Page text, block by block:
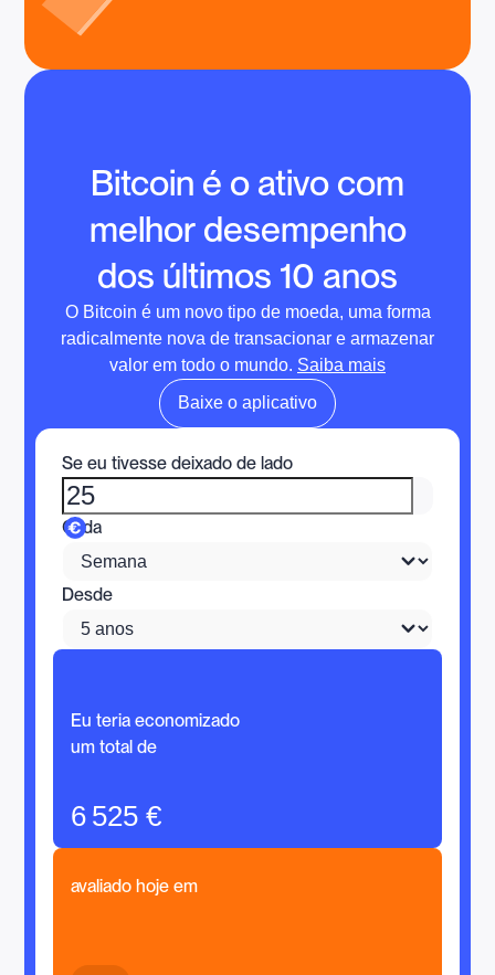
Bitcoin é o ativo com
melhor desempenho
dos últimos 10 anos
O Bitcoin é um novo tipo de moeda, uma forma
radicalmente nova de transacionar e armazenar
valor em todo o mundo. Saiba mais
Baixe o aplicativo
Se eu tivesse deixado de lado
Cada
Desde
Eu teria economizado
um total de
6 525 €
avaliado hoje em